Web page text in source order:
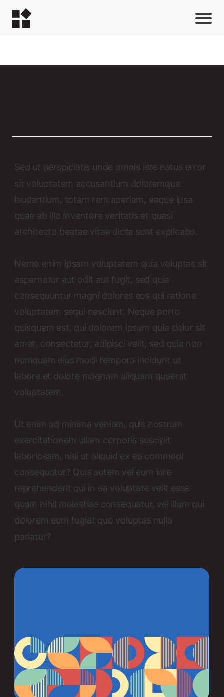
Sed ut perspiciatis unde omnis iste natus error
sit voluptatem accusantium doloremque
laudantium, totam rem aperiam, eaque ipsa
quae ab illo inventore veritatis et quasi
architecto beatae vitae dicta sunt explicabo.
Nemo enim ipsam voluptatem quia voluptas sit
aspernatur aut odit aut fugit, sed quia
consequuntur magni dolores eos qui ratione
voluptatem sequi nesciunt. Neque porro
quisquam est, qui dolorem ipsum quia dolor sit
amet, consectetur, adipisci velit, sed quia non
numquam eius modi tempora incidunt ut
labore et dolore magnam aliquam quaerat
voluptatem.
Ut enim ad minima veniam, quis nostrum
exercitationem ullam corporis suscipit
laboriosam, nisi ut aliquid ex ea commodi
consequatur? Quis autem vel eum iure
reprehenderit qui in ea voluptate velit esse
quam nihil molestiae consequatur, vel illum qui
dolorem eum fugiat quo voluptas nulla
pariatur?